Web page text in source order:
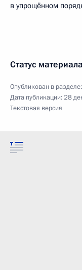
в упрощённом
Статус материала
Опубликован в разделе:
Дата публикации:28
Текстовая версия